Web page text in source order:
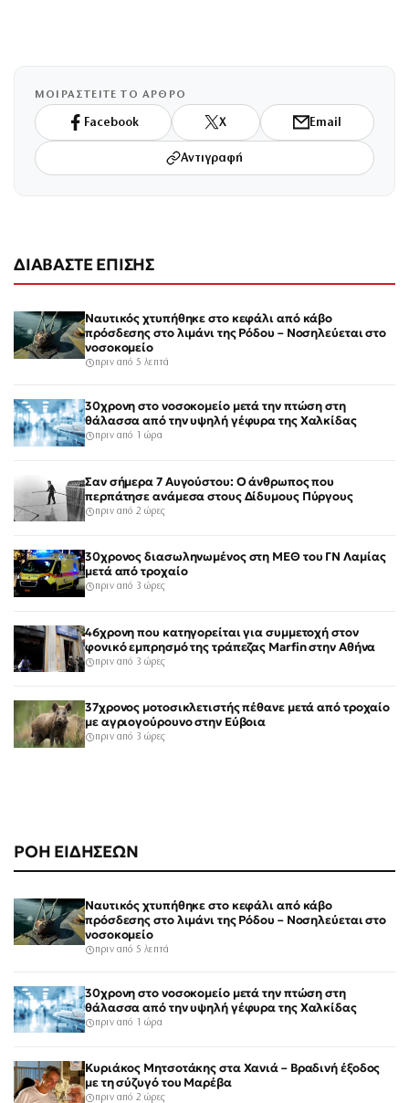
ΡΟΗ ΕΙΔΗΣΕΩΝ
Ναυτικός χτυπήθηκε στο κεφάλι από κάβο
πρόσδεσης στο λιμάνι της Ρόδου – Νοσηλεύεται στο
νοσοκομείο
πριν από 5 λεπτά
30χρονη στο νοσοκομείο μετά την πτώση στη
θάλασσα από την υψηλή γέφυρα της Χαλκίδας
πριν από 1 ώρα
Κυριάκος Μητσοτάκης στα Χανιά – Βραδινή έξοδος
με τη σύζυγό του Μαρέβα
πριν από 2 ώρες
ΜΟΙΡΑΣΤΕΙΤΕ ΤΟ ΑΡΘΡΟ
Facebook X Email
Αντιγραφή
ΔΙΑΒΑΣΤΕ ΕΠΙΣΗΣ
Ναυτικός χτυπήθηκε στο κεφάλι από κάβο
πρόσδεσης στο λιμάνι της Ρόδου – Νοσηλεύεται στο
νοσοκομείο
πριν από 5 λεπτά
30χρονη στο νοσοκομείο μετά την πτώση στη
θάλασσα από την υψηλή γέφυρα της Χαλκίδας
πριν από 1 ώρα
Σαν σήμερα 7 Αυγούστου: Ο άνθρωπος που
περπάτησε ανάμεσα στους Δίδυμους Πύργους
πριν από 2 ώρες
30χρονος διασωληνωμένος στη ΜΕΘ του ΓΝ Λαμίας
μετά από τροχαίο
πριν από 3 ώρες
46χρονη που κατηγορείται για συμμετοχή στον
φονικό εμπρησμό της τράπεζας Marfin στην Αθήνα
πριν από 3 ώρες
37χρονος μοτοσικλετιστής πέθανε μετά από τροχαίο
με αγριογούρουνο στην Εύβοια
πριν από 3 ώρες